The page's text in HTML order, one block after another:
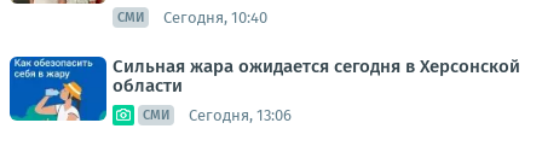
СМИ Сегодня, 10:40
Сильная жара ожидается сегодня в Херсонской
области
СМИ Сегодня, 13:06